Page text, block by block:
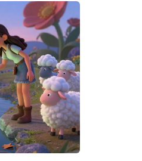
Storiko 👋
stories for
kids 🌟
a story
you accept:Terms of
Policy,Refund Policy